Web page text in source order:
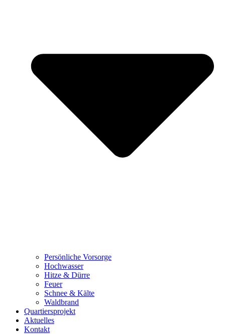
Persönliche Vorsorge
Hochwasser
Hitze & Dürre
Feuer
Schnee & Kälte
Waldbrand
Quartiersprojekt
Aktuelles
Kontakt